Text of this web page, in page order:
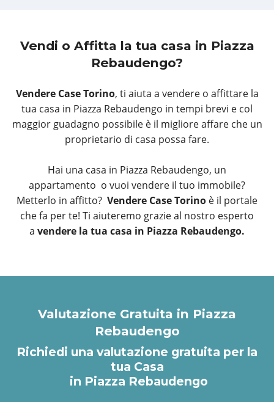
Vendi o Affitta la tua casa in Piazza
Rebaudengo?
Vendere Case Torino, ti aiuta a vendere o affittare la
tua casa in Piazza Rebaudengo in tempi brevi e col
maggior guadagno possibile è il migliore affare che un
proprietario di casa possa fare.
Hai una casa in Piazza Rebaudengo, un
appartamento o vuoi vendere il tuo immobile?
Metterlo in affitto? Vendere Case Torino è il portale
che fa per te! Ti aiuteremo grazie al nostro esperto
a vendere la tua casa in Piazza Rebaudengo.
Valutazione Gratuita in Piazza
Rebaudengo
Richiedi una valutazione gratuita per la
tua Casa
in Piazza Rebaudengo